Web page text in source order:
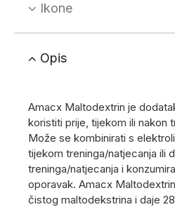
Ikone
Opis
Amacx Maltodextrin je
koristiti prije, tijekom ili nakon
Može se kombinirati s
tijekom treninga/natjecanja ili
treninga/natjecanja i
oporavak. Amacx
čistog maltodekstrina i daje